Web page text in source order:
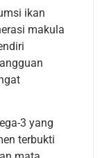
ikan
makula
3 yang
terbukti